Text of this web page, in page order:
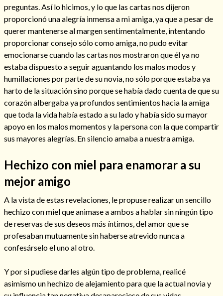
Tu consulta al tarot
Alejamiento(208)
Amarres(145)
Cartomancia(117)
Cómo recuperar a mi ex(190)
Endulzamiento(112)
Hechizo de amor(593)
Infidelidad(104)
Oraciones(3)
Rituales(72)
Mi rincón
Mis libros favoritos
Mi Blog
¿Qué es el tarot?
preguntas. Así lo hicimos, y lo que las cartas nos dijeron
proporcionó una alegría inmensa a mi amiga, ya que a pesar de
querer mantenerse al margen sentimentalmente, intentando
proporcionar consejo sólo como amiga, no pudo evitar
emocionarse cuando las cartas nos mostraron que él ya no
estaba dispuesto a seguir aguantando los malos modos y
humillaciones por parte de su novia, no sólo porque estaba ya
harto de la situación sino porque se había dado cuenta de que su
corazón albergaba ya profundos sentimientos hacia la amiga
que toda la vida había estado a su lado y había sido su mayor
apoyo en los malos momentos y la persona con la que compartir
sus mayores alegrías. En silencio amaba a nuestra amiga.
Hechizo con miel para enamorar a su
mejor amigo
A la vista de estas revelaciones, le propuse realizar un sencillo
hechizo con miel que animase a ambos a hablar sin ningún tipo
de reservas de sus deseos más íntimos, del amor que se
profesaban mutuamente sin haberse atrevido nunca a
confesárselo el uno al otro.
Y por si pudiese darles algún tipo de problema, realicé
asimismo un hechizo de alejamiento para que la actual novia y